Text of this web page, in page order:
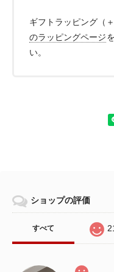
ギフトラッピング（
のラッピングページ
い。
ショップの評価
すべて